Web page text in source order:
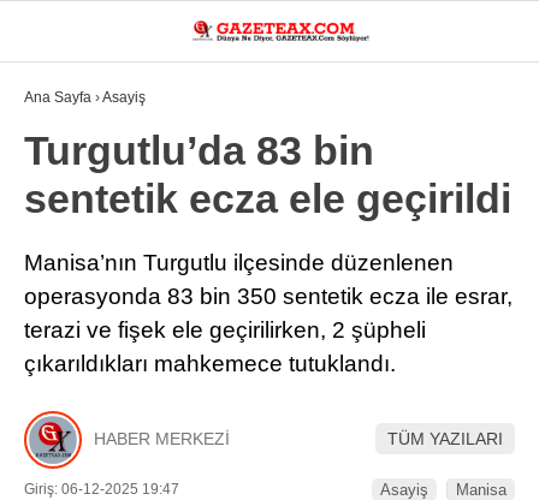
23.2
MANISA
DÜNYA
GÜNDEM
SIYASET
SPOR
YEREL
Ana Sayfa ›Asayiş
Turgutlu’da 83 bin
sentetik ecza ele geçirildi
Manisa’nın Turgutlu ilçesinde düzenlenen
operasyonda 83 bin 350 sentetik ecza ile esrar,
terazi ve fişek ele geçirilirken, 2 şüpheli
çıkarıldıkları mahkemece tutuklandı.
HABER MERKEZİ TÜM YAZILARI
Giriş: 06-12-2025 19:47
Asayiş Manisa